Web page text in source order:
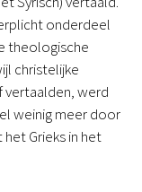
onderdeel
theologische
christelijke
vertaalden, werd
weinig meer door
Grieks in het